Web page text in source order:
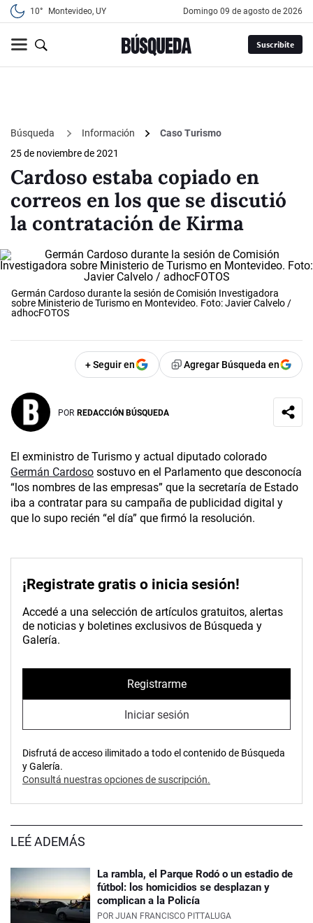
10° Montevideo, UY domingo 09 de agosto de 2026
Suscribite
Búsqueda Información
Caso Turismo
25 de noviembre de 2021
Cardoso estaba copiado en
correos en los que se discutió
la contratación de Kirma
Germán Cardoso durante la sesión de Comisión Investigadora
sobre Ministerio de Turismo en Montevideo. Foto: Javier Calvelo /
adhocFOTOS
+ Seguir en Agregar Búsqueda en
POR REDACCIÓN BÚSQUEDA
El exministro de Turismo y actual diputado colorado
Germán Cardoso sostuvo en el Parlamento que desconocía
“los nombres de las empresas” que la secretaría de Estado
iba a contratar para su campaña de publicidad digital y
que lo supo recién “el día” que firmó la resolución.
¡Registrate gratis o inicia sesión!
Accedé a una selección de artículos gratuitos, alertas
de noticias y boletines exclusivos de Búsqueda y
Galería.
Registrarme
Iniciar sesión
Disfrutá de acceso ilimitado a todo el contenido de Búsqueda
y Galería.
Consultá nuestras opciones de suscripción.
LEÉ ADEMÁS
La rambla, el Parque Rodó o un estadio de
fútbol: los homicidios se desplazan y
complican a la Policía
POR JUAN FRANCISCO PITTALUGA